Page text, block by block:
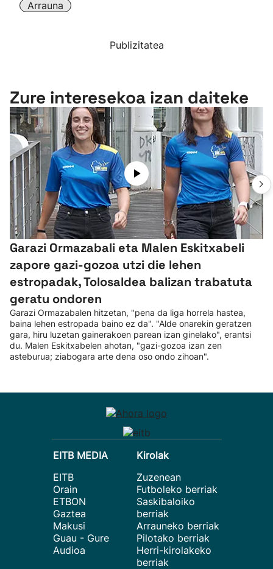
Arrauna
Publizitatea
Zure interesekoa izan daiteke
Garazi Ormazabali eta Malen Eskitxabeli
zapore gazi-gozoa utzi die lehen
estropadak, Tolosaldea balizan trabatuta
geratu ondoren
Garazi Ormazabalen hitzetan, "pena da liga horrela hastea,
baina lehen estropada baino ez da". "Alde onarekin geratzen
gara, hiru luzetan gainerakoen parean izan ginelako", erantsi
du. Malen Eskitxabelen ahotan, "gazi-gozoa izan zen
asteburua; ziabogara arte dena oso ondo zihoan".
EITB MEDIA
EITB
Orain
ETBON
Gaztea
Makusi
Guau - Gure
Audioa
Kirolak
Zuzenean
Futboleko berriak
Saskibaloiko
berriak
Arrauneko berriak
Pilotako berriak
Herri-kirolakeko
berriak